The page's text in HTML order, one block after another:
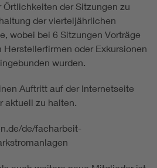
der Sitzungen zu
der vierteljährlichen
wobei bei 6 Sitzungen Vorträge
Herstellerfirmen oder Exkursionen
wurden.
Auftritt auf der Internetseite
aktuell zu halten.
de/facharbeit-